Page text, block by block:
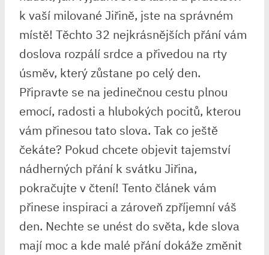
k vaší milované Jiřině, jste na správném
místě! Těchto 32 nejkrásnějších přání vám
doslova rozpálí srdce a přivedou na rty
úsměv, který zůstane po celý den.
Připravte se na jedinečnou cestu plnou
emocí, radosti a hlubokých pocitů, kterou
vám přinesou tato slova. Tak co ještě
čekáte? Pokud chcete objevit tajemství
nádherných přání k svátku Jiřina,
pokračujte v čtení! Tento článek vám
přinese inspiraci a zároveň zpříjemní váš
den. Nechte se unést do světa, kde slova
mají moc a kde malé přání dokáže změnit